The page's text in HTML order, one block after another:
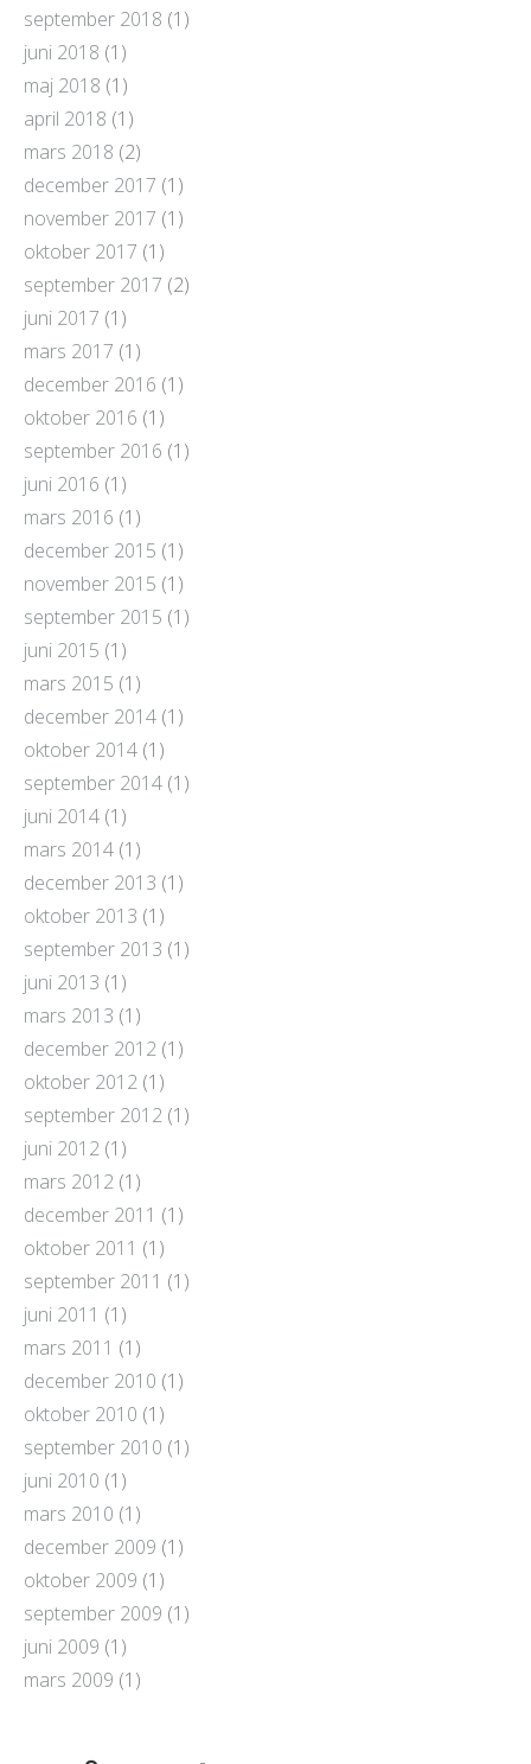
september 2018 (1)
juni 2018 (1)
maj 2018 (1)
april 2018 (1)
mars 2018 (2)
december 2017 (1)
november 2017 (1)
oktober 2017 (1)
september 2017 (2)
juni 2017 (1)
mars 2017 (1)
december 2016 (1)
oktober 2016 (1)
september 2016 (1)
juni 2016 (1)
mars 2016 (1)
december 2015 (1)
november 2015 (1)
september 2015 (1)
juni 2015 (1)
mars 2015 (1)
december 2014 (1)
oktober 2014 (1)
september 2014 (1)
juni 2014 (1)
mars 2014 (1)
december 2013 (1)
oktober 2013 (1)
september 2013 (1)
juni 2013 (1)
mars 2013 (1)
december 2012 (1)
oktober 2012 (1)
september 2012 (1)
juni 2012 (1)
mars 2012 (1)
december 2011 (1)
oktober 2011 (1)
september 2011 (1)
juni 2011 (1)
mars 2011 (1)
december 2010 (1)
oktober 2010 (1)
september 2010 (1)
juni 2010 (1)
mars 2010 (1)
december 2009 (1)
oktober 2009 (1)
september 2009 (1)
juni 2009 (1)
mars 2009 (1)